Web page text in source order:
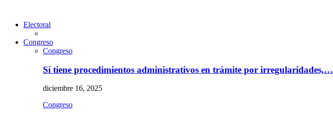
Electoral
Congreso
Congreso
Sí tiene procedimientos administrativos en trámite por irregularidades,…
diciembre 16, 2025
Congreso